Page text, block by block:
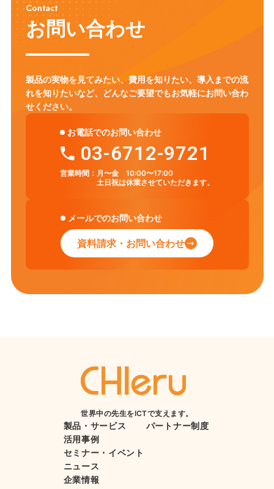
Contact
お問い合わせ
製品の実物を見てみたい、費用を知りたい、導入までの流
れを知りたいなど、
どんなご要望でもお気軽にお問い合わ
せください。
お電話でのお問い合わせ
03-6712-9721
営業時間： 月〜金 10:00〜17:00
土日祝は休業させていただきます。
メールでのお問い合わせ
資料請求・お問い合わせ
世界中の先生をICTで支えます。
製品・サービス
活用事例
セミナー・イベント
ニュース
企業情報
パートナー制度